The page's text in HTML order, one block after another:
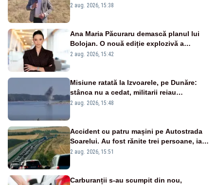
2 aug. 2026, 15:38
Ana Maria Păcuraru demască planul lui
Bolojan. O nouă ediție explozivă a
emisiunii „Miza Zilei” la Realitatea PLUS
2 aug. 2026, 15:42
Misiune ratată la Izvoarele, pe Dunăre:
stânca nu a cedat, militarii reiau
detonările luni – VIDEO
2 aug. 2026, 15:48
Accident cu patru mașini pe Autostrada
Soarelui. Au fost rănite trei persoane, iar
traficul se desfășoară cu dificultate
2 aug. 2026, 15:51
Carburanții s-au scumpit din nou,